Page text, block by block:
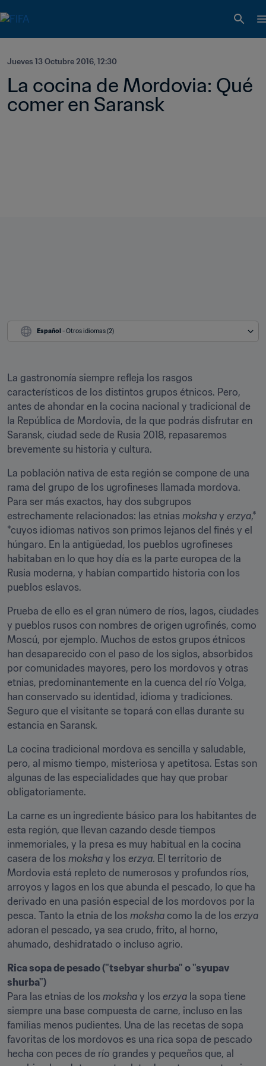
Jueves 13 Octubre 2016, 12:30
La cocina de Mordovia: Qué
comer en Saransk
Español - Otros idiomas (2)
La gastronomía siempre refleja los rasgos
característicos de los distintos grupos étnicos. Pero,
antes de ahondar en la cocina nacional y tradicional de
la República de Mordovia, de la que podrás disfrutar en
Saransk, ciudad sede de Rusia 2018, repasaremos
brevemente su historia y cultura.
La población nativa de esta región se compone de una
rama del grupo de los ugrofineses llamada mordova.
Para ser más exactos, hay dos subgrupos
estrechamente relacionados: las etnias moksha y erzya,*
*cuyos idiomas nativos son primos lejanos del finés y el
húngaro. En la antigüedad, los pueblos ugrofineses
habitaban en lo que hoy día es la parte europea de la
Rusia moderna, y habían compartido historia con los
pueblos eslavos.
Prueba de ello es el gran número de ríos, lagos, ciudades
y pueblos rusos con nombres de origen ugrofinés, como
Moscú, por ejemplo. Muchos de estos grupos étnicos
han desaparecido con el paso de los siglos, absorbidos
por comunidades mayores, pero los mordovos y otras
etnias, predominantemente en la cuenca del río Volga,
han conservado su identidad, idioma y tradiciones.
Seguro que el visitante se topará con ellas durante su
estancia en Saransk.
La cocina tradicional mordova es sencilla y saludable,
pero, al mismo tiempo, misteriosa y apetitosa. Estas son
algunas de las especialidades que hay que probar
obligatoriamente.
La carne es un ingrediente básico para los habitantes de
esta región, que llevan cazando desde tiempos
inmemoriales, y la presa es muy habitual en la cocina
casera de los moksha y los erzya. El territorio de
Mordovia está repleto de numerosos y profundos ríos,
arroyos y lagos en los que abunda el pescado, lo que ha
derivado en una pasión especial de los mordovos por la
pesca. Tanto la etnia de los moksha como la de los erzya
adoran el pescado, ya sea crudo, frito, al horno,
ahumado, deshidratado o incluso agrio.
Rica sopa de pesado ("tsebyar shurba" o "syupav
Para las etnias de los moksha y los erzya la sopa tiene
siempre una base compuesta de carne, incluso en las
familias menos pudientes. Una de las recetas de sopa
favoritas de los mordovos es una rica sopa de pescado
hecha con peces de río grandes y pequeños que, al